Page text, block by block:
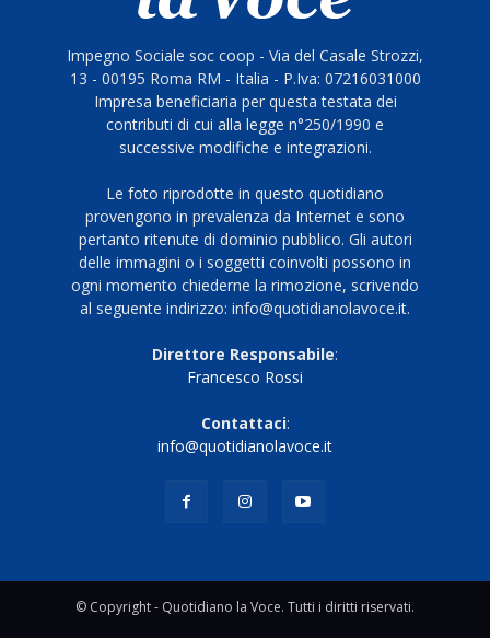
Impegno Sociale soc coop - Via del Casale Strozzi,
13 - 00195 Roma RM - Italia - P.Iva: 07216031000
Impresa beneficiaria per questa testata dei
contributi di cui alla legge n°250/1990 e
successive modifiche e integrazioni.
Le foto riprodotte in questo quotidiano
provengono in prevalenza da Internet e sono
pertanto ritenute di dominio pubblico. Gli autori
delle immagini o i soggetti coinvolti possono in
ogni momento chiederne la rimozione, scrivendo
al seguente indirizzo: info@quotidianolavoce.it.
Direttore Responsabile:
Francesco Rossi
Contattaci:
info@quotidianolavoce.it
© Copyright - Quotidiano la Voce. Tutti i diritti riservati.